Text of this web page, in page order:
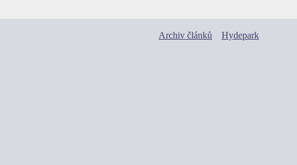
Archiv článků Hydepark